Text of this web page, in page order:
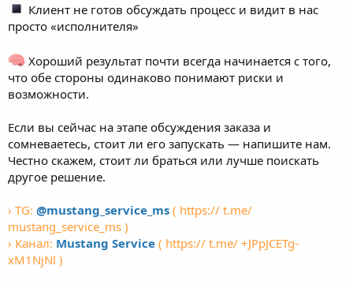
Клиент не готов обсуждать процесс и видит в нас
просто «исполнителя»
Хороший результат почти всегда начинается с того,
что обе стороны одинаково понимают риски и
возможности.
Если вы сейчас на этапе обсуждения заказа и
сомневаетесь, стоит ли его запускать — напишите нам.
Честно скажем, стоит ли браться или лучше поискать
другое решение.
› TG: @mustang_service_ms ( https:// t.me/
mustang_service_ms )
› Канал: Mustang Service ( https:// t.me/ +JPpJCETg-
xM1NjNl )